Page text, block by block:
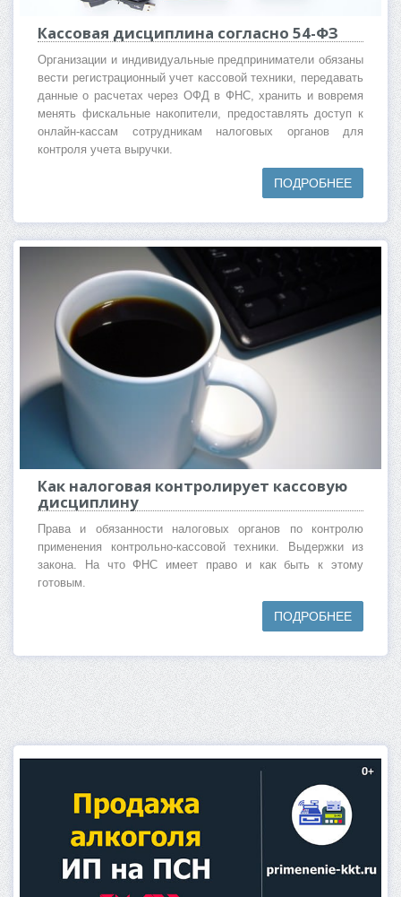
Кассовая дисциплина согласно 54-ФЗ
Организации и индивидуальные предприниматели обязаны
вести регистрационный учет кассовой техники, передавать
данные о расчетах через ОФД в ФНС, хранить и вовремя
менять фискальные накопители, предоставлять доступ к
онлайн-кассам сотрудникам налоговых органов для
контроля учета выручки.
ПОДРОБНЕЕ
Как налоговая контролирует кассовую
дисциплину
Права и обязанности налоговых органов по контролю
применения контрольно-кассовой техники. Выдержки из
закона. На что ФНС имеет право и как быть к этому
готовым.
ПОДРОБНЕЕ